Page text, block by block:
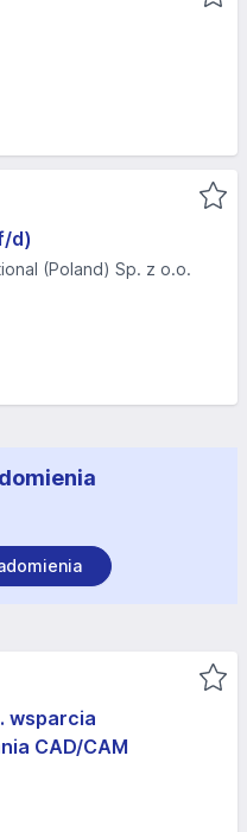
d)
(Poland) Sp. z o.o.
wsparcia
CAD/CAM